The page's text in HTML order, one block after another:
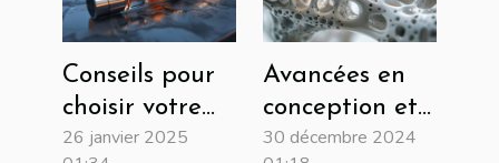
Conseils pour
choisir votre
première
26 janvier 2025
Avancées en
conception et
production
30 décembre 2024